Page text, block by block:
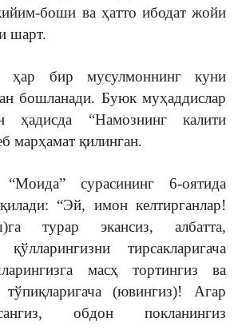
боши ва ҳатто ибодат жойи
шарт.
бир мусулмоннинг куни
бошланади. Буюк муҳаддислар
ҳадисда “Намознинг калити
марҳамат қилинган.
сурасининг 6-оятида
“Эй, имон келтирганлар!
турар экансиз, албатта,
тирсакларигача
масҳ тортингиз ва
тўпиқларигача (ювингиз)! Агар
обдон покланингиз